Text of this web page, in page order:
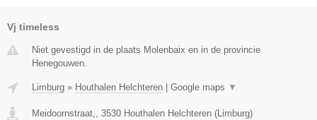
Vj timeless
Niet gevestigd in de plaats Molenbaix en in de provincie
Henegouwen.
Limburg » Houthalen Helchteren Google maps ▼
Meidoornstraat,, 3530 Houthalen Helchteren (Limburg)